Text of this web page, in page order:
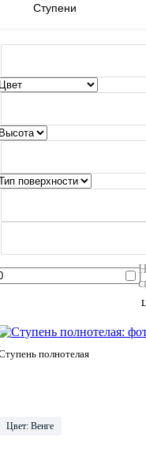
Ступени
полнотелая
Цвет: Венге